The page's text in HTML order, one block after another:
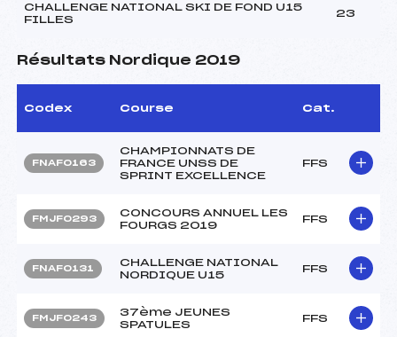
CHALLENGE NATIONAL SKI DE FOND U15
FILLES
23
Résultats Nordique 2019
Codex Course Cat.
FNAF0163
CHAMPIONNATS DE
FRANCE UNSS DE
SPRINT EXCELLENCE
FFS
FMJF0293
CONCOURS ANNUEL LES
FOURGS 2019
FFS
FNAF0131
CHALLENGE NATIONAL
NORDIQUE U15
FFS
FMJF0243
37ème JEUNES
SPATULES
FFS